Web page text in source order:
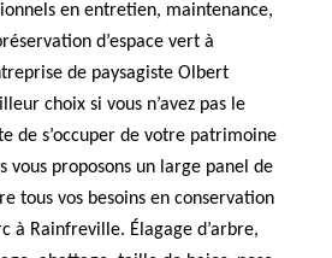
en entretien, maintenance,
d’espace vert à
de paysagiste Olbert
choix si vous n’avez pas le
de s’occuper de votre patrimoine
vous proposons un large panel de
tous vos besoins en conservation
à Rainfreville. Élagage d’arbre,